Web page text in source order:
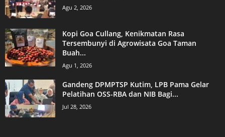
Agu 2, 2026
Kopi Goa Cullang, Kenikmatan Rasa
Tersembunyi di Agrowisata Goa Taman
Buah...
Agu 1, 2026
Gandeng DPMPTSP Kutim, LPB Pama Gelar
Pelatihan OSS-RBA dan NIB Bagi...
Jul 28, 2026